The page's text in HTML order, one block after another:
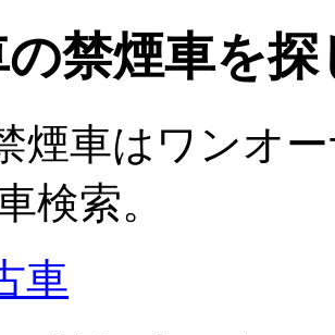
禁煙車を
煙車はワンオ
検索。
車